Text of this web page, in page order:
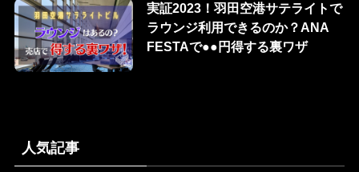
実証2023！羽田空港サテライトで
ラウンジ利用できるのか？ANA
FESTAで●●円得する裏ワザ
人気記事